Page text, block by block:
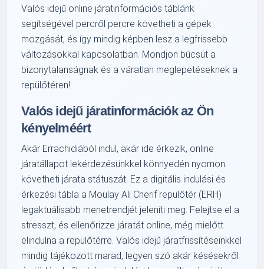
Valós idejű online járatinformációs táblánk
segítségével percről percre követheti a gépek
mozgását, és így mindig képben lesz a legfrissebb
változásokkal kapcsolatban. Mondjon búcsút a
bizonytalanságnak és a váratlan meglepetéseknek a
repülőtéren!
Valós idejű járatinformációk az Ön
kényelméért
Akár Errachidiából indul, akár ide érkezik, online
járatállapot lekérdezésünkkel könnyedén nyomon
követheti járata státuszát. Ez a digitális indulási és
érkezési tábla a Moulay Ali Cherif repülőtér (ERH)
legaktuálisabb menetrendjét jeleníti meg. Felejtse el a
stresszt, és ellenőrizze járatát online, még mielőtt
elindulna a repülőtérre. Valós idejű járatfrissítéseinkkel
mindig tájékozott marad, legyen szó akár késésekről